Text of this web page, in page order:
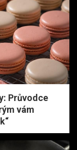
Průvodce
vám